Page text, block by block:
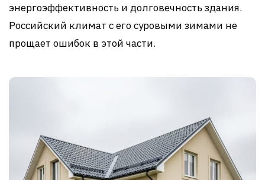
энергоэффективность и долговечность здания.
Российский климат с его суровыми зимами не
прощает ошибок в этой части.